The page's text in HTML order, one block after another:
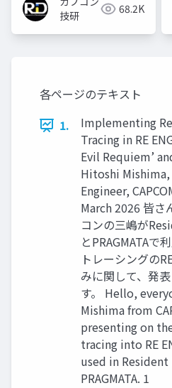
技研
68.2K
各ページのテキスト
1.
Implementing
Tracing in RE
Evil Requiem’
Hitoshi
Engineer,
March 2026 皆さ
コンの三嶋が
とPRAGMATAで
トレーシングの
みに関して、発
す。 Hello,
Mishima from
presenting on
tracing into RE
used in
PRAGMATA. 1